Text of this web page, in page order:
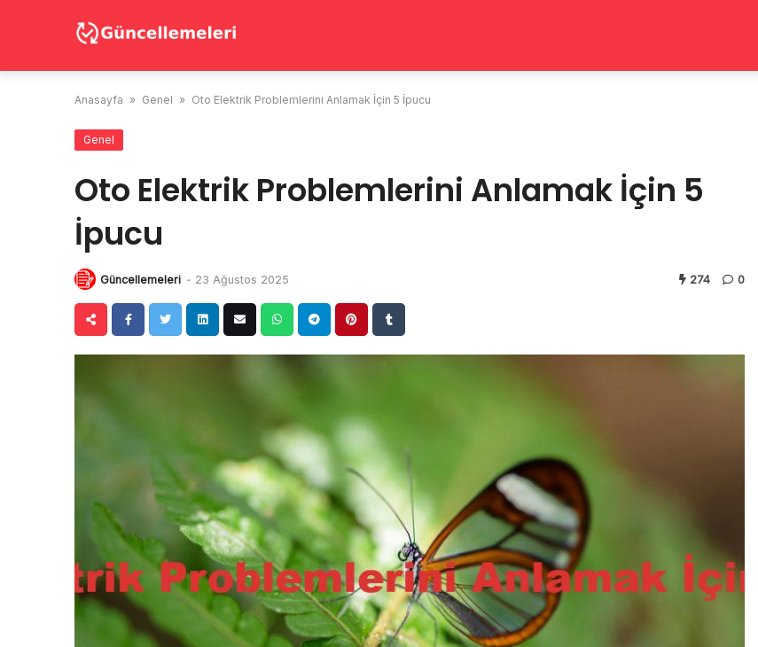
Anasayfa » Genel » Oto Elektrik Problemlerini Anlamak İçin 5 İpucu
Genel
Oto Elektrik Problemlerini Anlamak İçin 5
İpucu
Güncellemeleri - 23 Ağustos 2025 274 0